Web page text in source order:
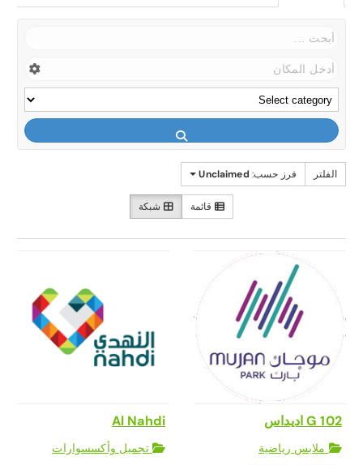
الفلتر فرز حسب: Unclaimed
قائمة شبكة
G 102 اديداس
ملابس رياضية
Al Nahdi
تجميل وأكسسوارات